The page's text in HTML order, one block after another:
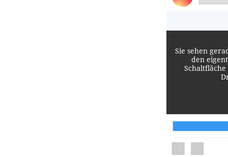
Sie sehen
den